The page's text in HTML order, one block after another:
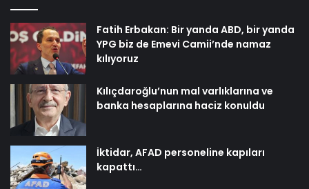
Fatih Erbakan: Bir yanda ABD, bir yanda
YPG biz de Emevi Camii’nde namaz
kılıyoruz
Kılıçdaroğlu’nun mal varlıklarına ve
banka hesaplarına haciz konuldu
İktidar, AFAD personeline kapıları
kapattı…